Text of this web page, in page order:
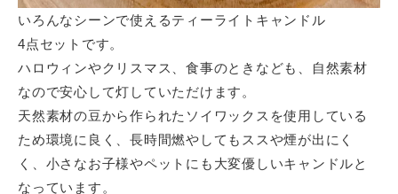
いろんなシーンで使えるティーライトキャンドル
4点セットです。
ハロウィンやクリスマス、食事のときなども、自然素材
なので安心して灯していただけます。
天然素材の豆から作られたソイワックスを使用している
ため環境に良く、長時間燃やしてもススや煙が出にく
く、小さなお子様やペットにも大変優しいキャンドルと
なっています。